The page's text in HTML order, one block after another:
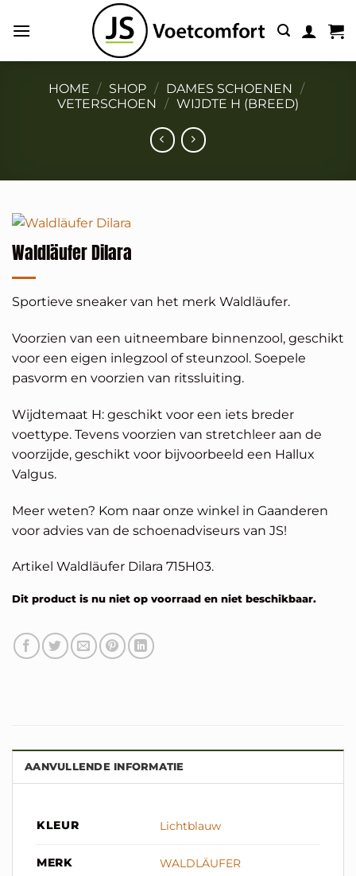
naar
HOME / SHOP / DAMES SCHOENEN /
VETERSCHOEN / WIJDTE H (BREED)
Waldläufer Dilara
Sportieve sneaker van het merk Waldläufer.
Voorzien van een uitneembare binnenzool, geschikt
voor een eigen inlegzool of steunzool. Soepele
pasvorm en voorzien van ritssluiting.
Wijdtemaat H: geschikt voor een iets breder
voettype. Tevens voorzien van stretchleer aan de
voorzijde, geschikt voor bijvoorbeeld een Hallux
Valgus.
Meer weten? Kom naar onze winkel in Gaanderen
voor advies van de schoenadviseurs van JS!
Artikel Waldläufer Dilara 715H03.
Dit product is nu niet op voorraad en niet beschikbaar.
Alternative:
AANVULLENDE INFORMATIE
KLEUR Lichtblauw
MERK WALDLÄUFER